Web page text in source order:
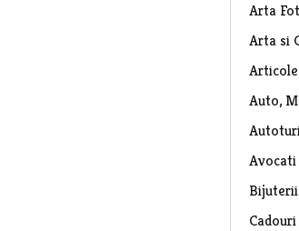
Arta
Arta si
Auto,
Avocati
Bijuterii
Cadouri